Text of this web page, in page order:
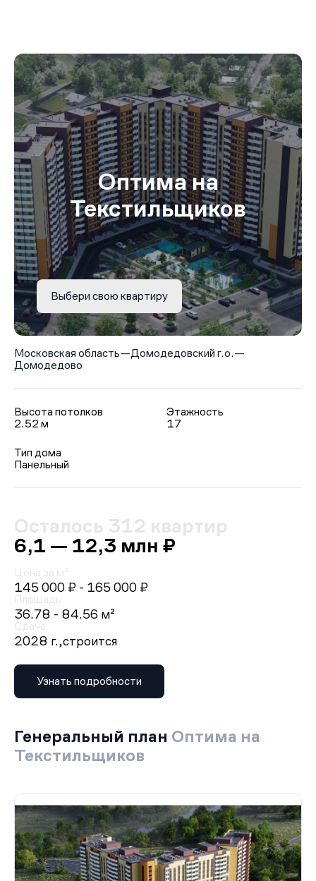
Оптима на
Текстильщиков
Выбери свою квартиру
Московская область—Домодедовский г.о.—
Домодедово
Высота потолков
2.52 м
Этажность
17
Тип дома
Панельный
Осталось 312 квартир
6,1 — 12,3 млн ₽
Цена за м²
145 000 ₽ - 165 000 ₽
Площадь
36.78 - 84.56 м²
Сдача
2028 г.,строится
Узнать подробности
Генеральный план Оптима на
Текстильщиков